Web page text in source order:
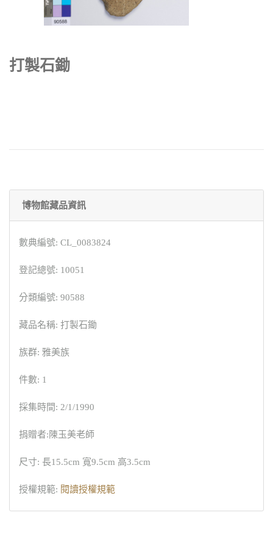
打製石鋤
博物館藏品資訊
數典編號: CL_0083824
登記總號: 10051
分類編號: 90588
藏品名稱: 打製石鋤
族群: 雅美族
件數: 1
採集時間: 2/1/1990
捐贈者:陳玉美老師
尺寸: 長15.5cm 寬9.5cm 高3.5cm
授權規範: 閱讀授權規範